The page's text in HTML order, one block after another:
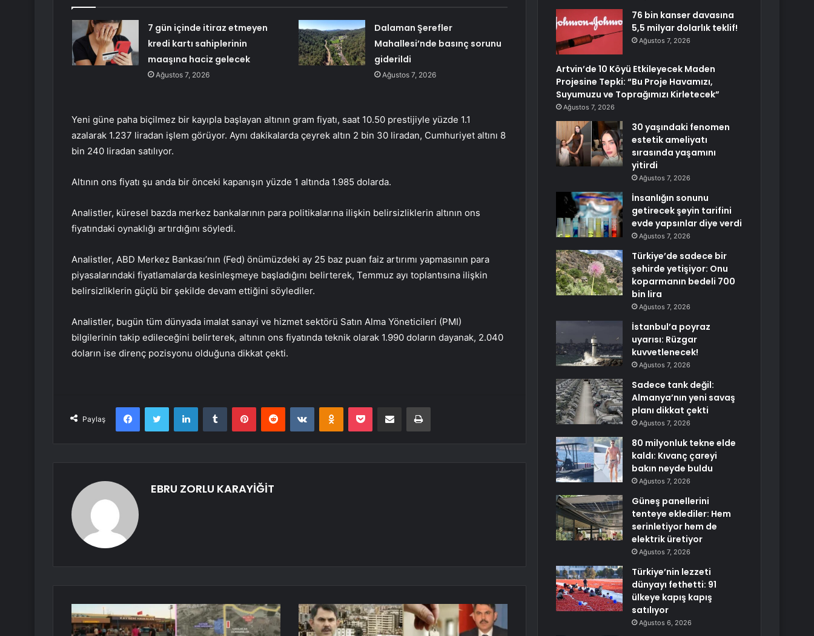
7 gün içinde itiraz etmeyen
kredi kartı sahiplerinin
maaşına haciz gelecek
Ağustos 7, 2026
Dalaman Şerefler
Mahallesi’nde basınç sorunu
giderildi
Ağustos 7, 2026
Yeni güne paha biçilmez bir kayıpla başlayan altının gram fiyatı, saat 10.50 prestijiyle yüzde 1.1
azalarak 1.237 liradan işlem görüyor. Aynı dakikalarda çeyrek altın 2 bin 30 liradan, Cumhuriyet altını 8
bin 240 liradan satılıyor.
Altının ons fiyatı şu anda bir önceki kapanışın yüzde 1 altında 1.985 dolarda.
Analistler, küresel bazda merkez bankalarının para politikalarına ilişkin belirsizliklerin altının ons
fiyatındaki oynaklığı artırdığını söyledi.
Analistler, ABD Merkez Bankası’nın (Fed) önümüzdeki ay 25 baz puan faiz artırımı yapmasının para
piyasalarındaki fiyatlamalarda kesinleşmeye başladığını belirterek, Temmuz ayı toplantısına ilişkin
belirsizliklerin güçlü bir şekilde devam ettiğini söylediler.
Analistler, bugün tüm dünyada imalat sanayi ve hizmet sektörü Satın Alma Yöneticileri (PMI)
bilgilerinin takip edileceğini belirterek, altının ons fiyatında teknik olarak 1.990 doların dayanak, 2.040
doların ise direnç pozisyonu olduğuna dikkat çekti.
Paylaş
FacebookTwitter LinkedInTumblr PinterestReddit VKontakteOdnoklassniki
Pocket E-Posta ile paylaş Yazdır
EBRU ZORLU KARAYİĞİT
76 bin kanser davasına
5,5 milyar dolarlık teklif!
Ağustos 7, 2026
Artvin’de 10 Köyü Etkileyecek Maden
Projesine Tepki: “Bu Proje Havamızı,
Suyumuzu ve Toprağımızı Kirletecek”
Ağustos 7, 2026
30 yaşındaki fenomen
estetik ameliyatı
sırasında yaşamını
yitirdi
Ağustos 7, 2026
İnsanlığın sonunu
getirecek şeyin tarifini
evde yapsınlar diye verdi
Ağustos 7, 2026
Türkiye’de sadece bir
şehirde yetişiyor: Onu
koparmanın bedeli 700
bin lira
Ağustos 7, 2026
İstanbul’a poyraz
uyarısı: Rüzgar
kuvvetlenecek!
Ağustos 7, 2026
Sadece tank değil:
Almanya’nın yeni savaş
planı dikkat çekti
Ağustos 7, 2026
80 milyonluk tekne elde
kaldı: Kıvanç çareyi
bakın neyde buldu
Ağustos 7, 2026
Güneş panellerini
tenteye eklediler: Hem
serinletiyor hem de
elektrik üretiyor
Ağustos 7, 2026
Türkiye’nin lezzeti
dünyayı fethetti: 91
ülkeye kapış kapış
satılıyor
Ağustos 6, 2026